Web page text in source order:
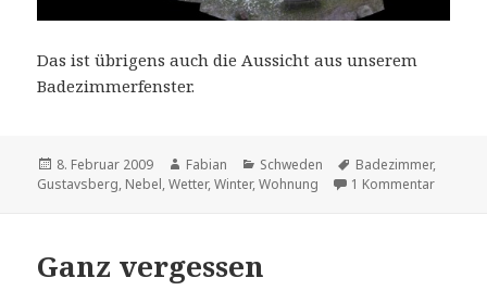
Das ist übrigens auch die Aussicht aus unserem
Badezimmerfenster.
Veröffentlicht
am
8. Februar 2009 Autor
Fabian Kategorien
Schweden Schlagwörter
Badezimmer,
Gustavsberg, Nebel,Wetter,Winter,Wohnung 1 Kommentarzu
Ganz vergessen